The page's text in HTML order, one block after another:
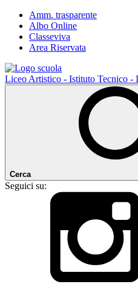
Amm. trasparente
Albo Online
Classeviva
Area Riservata
Liceo Artistico - Istituto Tecnico -
Cerca
Seguici su: